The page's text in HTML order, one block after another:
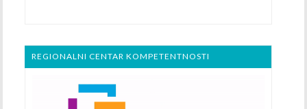
REGIONALNI CENTAR KOMPETENTNOSTI